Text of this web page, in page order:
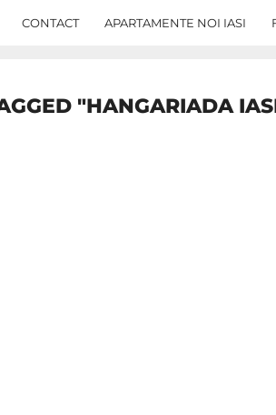
CONTACT APARTAMENTE NOI IASI
"HANGARIADA